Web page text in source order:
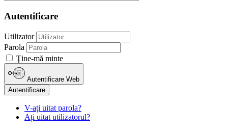
Autentificare
Utilizator
Parola
Ţine-mă minte
Autentificare Web
Autentificare
V-ați uitat parola?
Ați uitat utilizatorul?